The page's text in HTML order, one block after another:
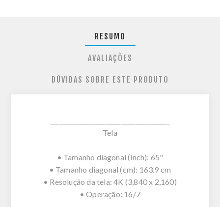
RESUMO
AVALIAÇÕES
DÚVIDAS SOBRE ESTE PRODUTO
Tela
• Tamanho diagonal (inch): 65"
• Tamanho diagonal (cm): 163.9 cm
• Resolução da tela: 4K (3,840 x 2,160)
• Operação: 16/7